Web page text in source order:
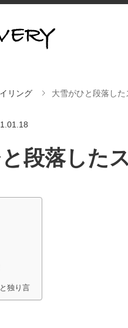
リング 大雪がひと段落し
段落した
独り言